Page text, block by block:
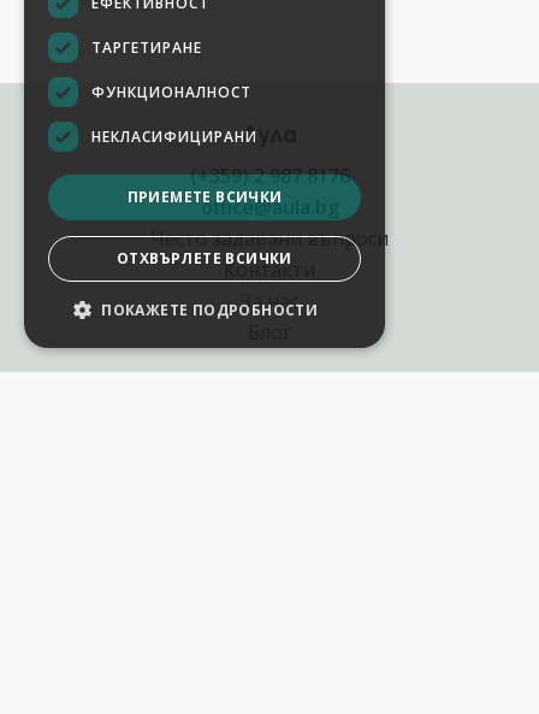
Аула
(+359) 2 987 8176
office@aula.bg
Често задавани въпроси
Контакти
За нас
ТАРГЕТИРАНЕ
ФУНКЦИОНАЛНОСТ
НЕКЛАСИФИЦИРАНИ
ПРИЕМЕТЕ ВСИЧКИ
ОТХВЪРЛЕТЕ ВСИЧКИ